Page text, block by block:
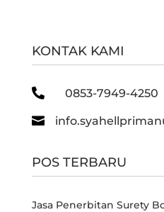
KONTAK KAMI
 0853-7949-4250

POS TERBARU
Jasa Penerbitan Surety